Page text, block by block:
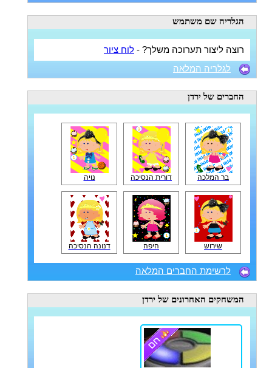
הגלריה שם משתמש
רוצה ליצור תערוכה משלך? - לוח ציור
לגלריה המלאה
החברים של ירדן
בר המלכה דורית הנסיכה נויה
שירוש היפה דנונה הנסיכה
לרשימת החברים המלאה
המשחקים האחרונים של ירדן